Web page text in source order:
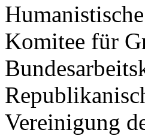
Komitee für
Vereinigung